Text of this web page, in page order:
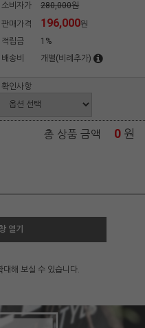
소비자가
280,000원
판매가격
196,000원
적립금
1%
배송비
개별(비례추가)
확인사항
총 상품 금액 0 원
열기
대해 보실 수 있습니다.